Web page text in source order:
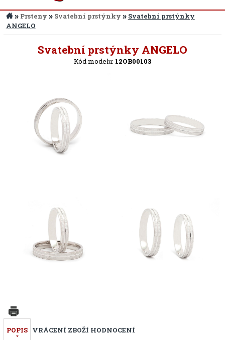
» Prsteny » Svatební prstýnky » Svatební prstýnky
ANGELO
Svatební prstýnky ANGELO
Kód modelu: 12OB00103
POPIS VRÁCENÍ ZBOŽÍ HODNOCENÍ